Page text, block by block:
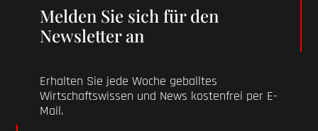
Melden Sie sich für den
Newsletter an
Erhalten Sie jede Woche geballtes
Wirtschaftswissen und News kostenfrei per E-
Mail.